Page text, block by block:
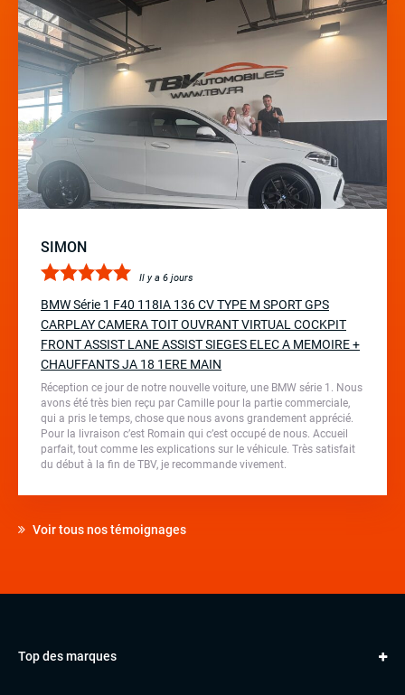
SIMON
Il y a 6 jours
BMW Série 1 F40 118IA 136 CV TYPE M SPORT GPS
CARPLAY CAMERA TOIT OUVRANT VIRTUAL COCKPIT
FRONT ASSIST LANE ASSIST SIEGES ELEC A MEMOIRE +
CHAUFFANTS JA 18 1ERE MAIN
Réception ce jour de notre nouvelle voiture, une BMW série 1. Nous
avons été très bien reçu par Camille pour la partie commerciale,
qui a pris le temps, chose que nous avons grandement apprécié.
Pour la livraison c’est Romain qui c’est occupé de nous. Accueil
parfait, tout comme les explications sur le véhicule. Très satisfait
du début à la fin de TBV, je recommande vivement.
Voir tous nos témoignages
Top des marques